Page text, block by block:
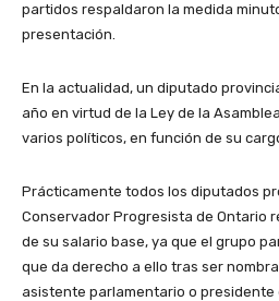
partidos respaldaron la medida
presentación.
En la actualidad, un diputado
año en virtud de la Ley de la
varios políticos, en función de su
Prácticamente todos los diputados
Conservador Progresista de Ontario
de su salario base, ya que el grupo
que da derecho a ello tras ser
asistente parlamentario o presidente